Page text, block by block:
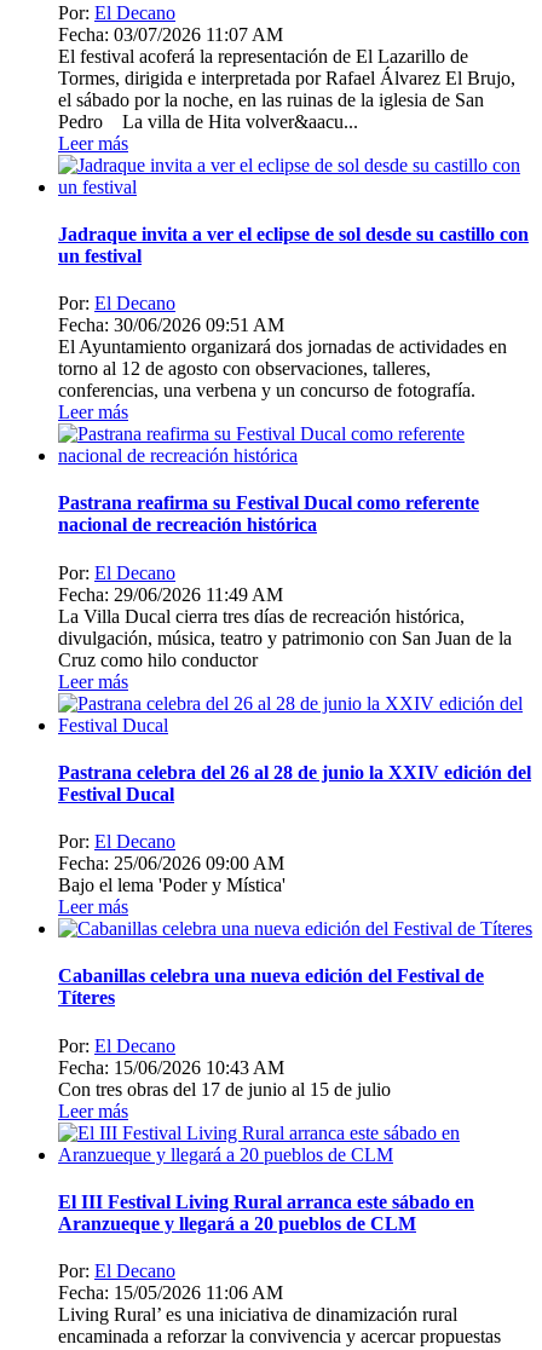
Por: El Decano
Fecha: 03/07/2026 11:07 AM
El festival acoferá la representación de El Lazarillo de
Tormes, dirigida e interpretada por Rafael Álvarez El Brujo,
el sábado por la noche, en las ruinas de la iglesia de San
Pedro La villa de Hita volver&aacu...
Leer más
Jadraque invita a ver el eclipse de sol desde su castillo con
un festival
Por: El Decano
Fecha: 30/06/2026 09:51 AM
El Ayuntamiento organizará dos jornadas de actividades en
torno al 12 de agosto con observaciones, talleres,
conferencias, una verbena y un concurso de fotografía.
Leer más
Pastrana reafirma su Festival Ducal como referente
nacional de recreación histórica
Por: El Decano
Fecha: 29/06/2026 11:49 AM
La Villa Ducal cierra tres días de recreación histórica,
divulgación, música, teatro y patrimonio con San Juan de la
Cruz como hilo conductor
Leer más
Pastrana celebra del 26 al 28 de junio la XXIV edición del
Festival Ducal
Por: El Decano
Fecha: 25/06/2026 09:00 AM
Bajo el lema 'Poder y Mística'
Leer más
Cabanillas celebra una nueva edición del Festival de
Títeres
Por: El Decano
Fecha: 15/06/2026 10:43 AM
Con tres obras del 17 de junio al 15 de julio
Leer más
El III Festival Living Rural arranca este sábado en
Aranzueque y llegará a 20 pueblos de CLM
Por: El Decano
Fecha: 15/05/2026 11:06 AM
Living Rural’ es una iniciativa de dinamización rural
encaminada a reforzar la convivencia y acercar propuestas